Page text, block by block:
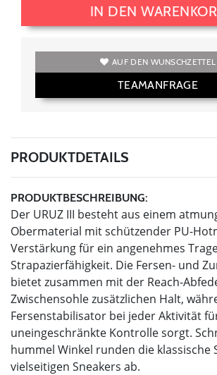
IN DEN
AUF DEN WUNSCHZETTEL
TEAMANFRAGE
PRODUKTDETAILS
PRODUKTBESCHREIBUNG:
Der URUZ III besteht aus einem
Obermaterial mit schützender PU-
Verstärkung für ein angenehmes
Strapazierfähigkeit. Die Fersen- und
bietet zusammen mit der Reach-
Zwischensohle zusätzlichen Halt,
Fersenstabilisator bei jeder Aktivität
uneingeschränkte Kontrolle sorgt.
hummel Winkel runden die klassische
vielseitigen Sneakers ab.